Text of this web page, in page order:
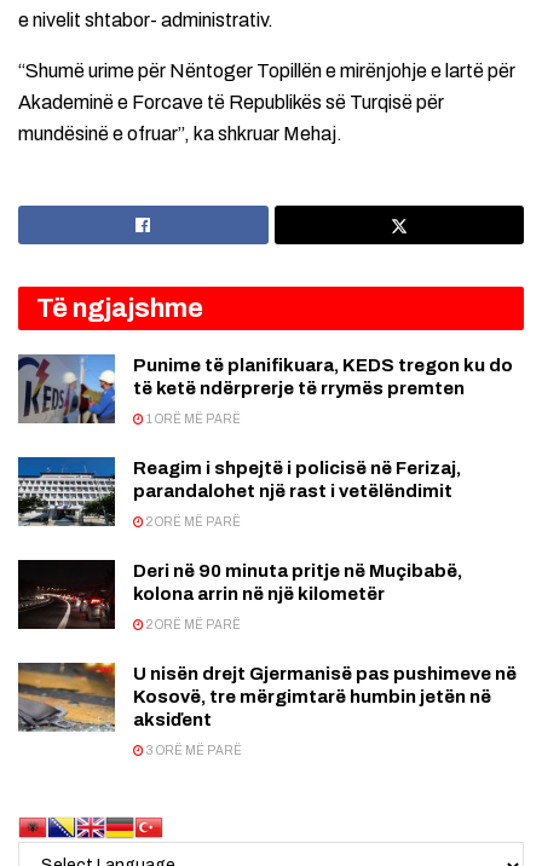
e nivelit shtabor- administrativ.
“Shumë urime për Nëntoger Topillën e mirënjohje e lartë për
Akademinë e Forcave të Republikës së Turqisë për
mundësinë e ofruar”, ka shkruar Mehaj.
Të ngjajshme
Punime të planifikuara, KEDS tregon ku do
të ketë ndërprerje të rrymës premten
1 ORË MË PARË
Reagim i shpejtë i policisë në Ferizaj,
parandalohet një rast i vetëlëndimit
2 ORË MË PARË
Deri në 90 minuta pritje në Muçibabë,
kolona arrin në një kilometër
2 ORË MË PARË
U nisën drejt Gjermanisë pas pushimeve në
Kosovë, tre mërgimtarë humbin jetën në
aksiďent
3 ORË MË PARË